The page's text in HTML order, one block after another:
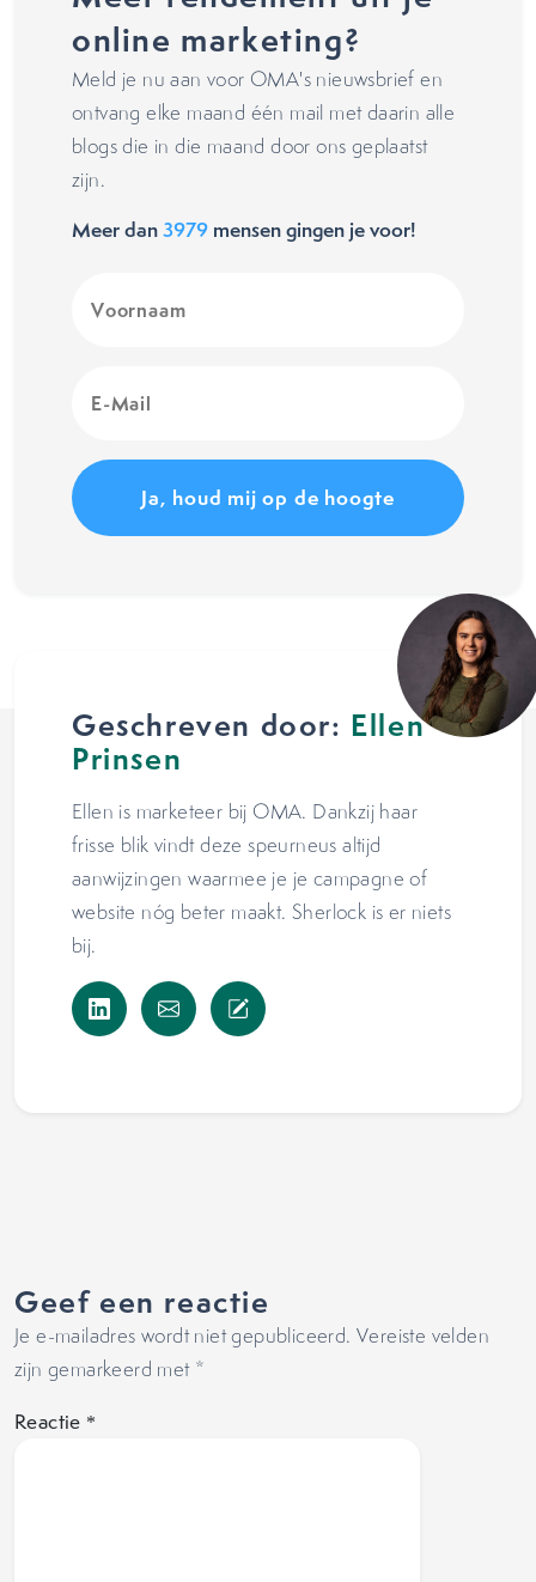
online marketing?
Meld je nu aan voor OMA's nieuwsbrief en
ontvang elke maand één mail met daarin alle
blogs die in die maand door ons geplaatst
zijn.
Meer dan3979 mensen gingen je voor!
(Vereist)
Mail
Geschreven door: Ellen
Prinsen
Ellen is marketeer bij OMA. Dankzij haar
frisse blik vindt deze speurneus altijd
aanwijzingen waarmee je je campagne of
website nóg beter maakt. Sherlock is er niets
bij.
Geef een reactie
Je e-mailadres wordt niet gepubliceerd. Vereiste velden
zijn gemarkeerd met *
Reactie *